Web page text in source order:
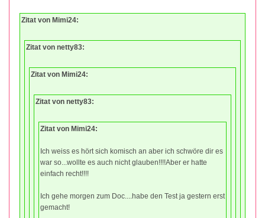
Zitat von Mimi24:
Zitat von netty83:
Zitat von Mimi24:
Zitat von netty83:
Zitat von Mimi24:
Ich weiss es hört sich komisch an aber ich schwöre dir es
war so...wollte es auch nicht glauben!!!!Aber er hatte
einfach recht!!!!
Ich gehe morgen zum Doc....habe den Test ja gestern erst
gemacht!